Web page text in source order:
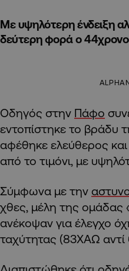
Με υψηλότερη ένδειξη
δεύτερη φορά ο
Οδηγός στην Πάφο
εντοπίστηκε το βράδυ
αφέθηκε ελεύθερος
από το τιμόνι, με
Σύμφωνα με την
χθες, μέλη της ομάδας
ανέκοψαν για έλεγχο
ταχύτητας (83ΧΑΩ